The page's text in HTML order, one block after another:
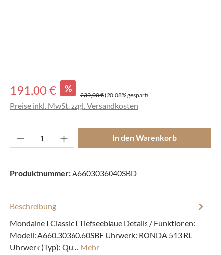
Verkaufspreis:
191,00 € %
Regulärer Preis:
239,00 €(20.08% gespart)
Preise inkl. MwSt. zzgl. Versandkosten
Produkt Anzahl: Gib den gewünschten
In den Warenkorb
Produktnummer:A6603036040SBD
Beschreibung
Mondaine I Classic I Tiefseeblaue Details / Funktionen:
Modell: A660.30360.60SBF Uhrwerk: RONDA 513 RL
Uhrwerk (Typ): Qu… Mehr